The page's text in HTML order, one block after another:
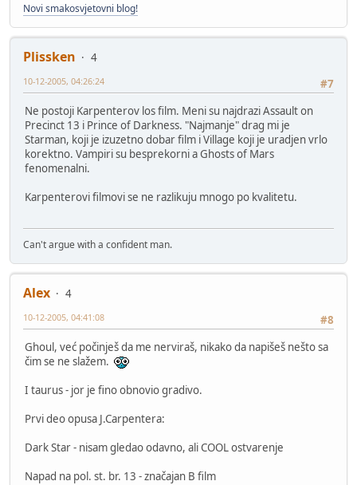
Novi smakosvjetovni blog!
Plissken
4
#7
10-12-2005, 04:26:24
Ne postoji Karpenterov los film. Meni su najdrazi Assault on
Precinct 13 i Prince of Darkness. "Najmanje" drag mi je
Starman, koji je izuzetno dobar film i Village koji je uradjen vrlo
korektno. Vampiri su besprekorni a Ghosts of Mars
fenomenalni.
Karpenterovi filmovi se ne razlikuju mnogo po kvalitetu.
Can't argue with a confident man.
Alex
4
#8
10-12-2005, 04:41:08
Ghoul, već počinješ da me nerviraš, nikako da napišeš nešto sa
čim se ne slažem.
I taurus - jor je fino obnovio gradivo.
Prvi deo opusa J.Carpentera:
Dark Star - nisam gledao odavno, ali COOL ostvarenje
Napad na pol. st. br. 13 - značajan B film